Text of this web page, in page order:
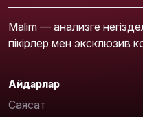
Malim — анализге
пікірлер мен эксклюзив
Айдарлар
Саясат